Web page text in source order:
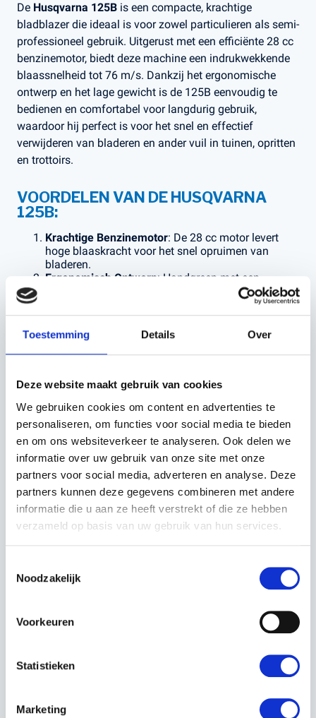
Toestemming Details Over
Deze website maakt gebruik van cookies
We gebruiken cookies om content en advertenties te
personaliseren, om functies voor social media te bieden
en om ons websiteverkeer te analyseren. Ook delen we
informatie over uw gebruik van onze site met onze
partners voor social media, adverteren en analyse. Deze
partners kunnen deze gegevens combineren met andere
informatie die u aan ze heeft verstrekt of die ze hebben
verzameld op basis van uw gebruik van hun services.
Noodzakelijk
Voorkeuren
Statistieken
Marketing
De Husqvarna 125B is een compacte, krachtige
bladblazer die ideaal is voor zowel particulieren als semi-
professioneel gebruik. Uitgerust met een efficiënte 28 cc
benzinemotor, biedt deze machine een indrukwekkende
blaassnelheid tot 76 m/s. Dankzij het ergonomische
ontwerp en het lage gewicht is de 125B eenvoudig te
bedienen en comfortabel voor langdurig gebruik,
waardoor hij perfect is voor het snel en effectief
verwijderen van bladeren en ander vuil in tuinen, opritten
en trottoirs.
VOORDELEN VAN DE HUSQVARNA
125B:
Krachtige Benzinemotor: De 28 cc motor levert
hoge blaaskracht voor het snel opruimen van
bladeren.
Ergonomisch Ontwerp: Handgreep met een
comfortabele grip die vermoeidheid minimaliseert.
: Met een gewicht van ongeveer 4,3 kg
is deze bladblazer eenvoudig te dragen en te
manoeuvreren.
Gebruiksvriendelijk
bedienen, zelfs voor langere klussen.
controle over de luchtsnelheid afhankelijk van de
Brandstofefficiëntie : Ontworpen voor lage
emissies en minder brandstofverbruik.
Deze bladblazer is ideaal voor particuliere tuinen en
zorgt voor een professionele afwerking in een
handomdraai.
Voor deskundig advies op maat kunt u altijd bij ons
Is uw gewenste samenstelling niet beschikbaar? Neem
EIGENSCHAPPEN